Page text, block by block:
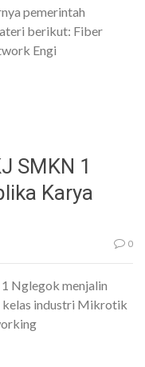
pemerintah
berikut: Fiber
Engi
SMKN 1
Karya
0
Nglegok menjalin
kelas industri Mikrotik